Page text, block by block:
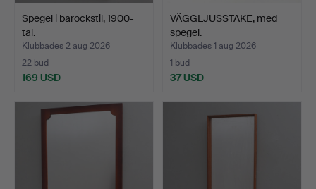
Spegel i barockstil, 1900-
tal.
Klubbades 2 aug 2026
22 bud
169 USD
VÄGGLJUSSTAKE, med
spegel.
Klubbades 1 aug 2026
1 bud
37 USD